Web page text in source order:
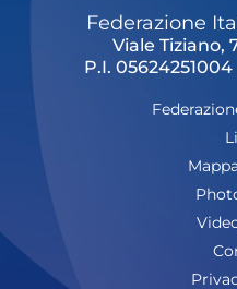
Fita HUBFederazione
Viale Tiziano,
P.I.